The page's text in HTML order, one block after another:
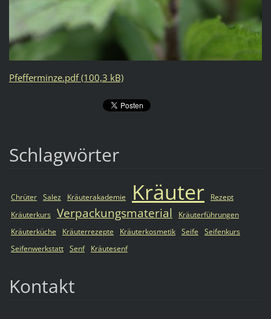
Pfefferminze.pdf (100,3 kB)
Schlagwörter
Chrüter Salez Kräuterakademie Kräuter
Rezept
Kräuterkurs Verpackungsmaterial
Kräuterführungen
Kräuterküche
Kräuterrezepte Kräuterkosmetik Seife
Seifenkurs
Seifenwerkstatt Senf Kräutesenf
Kontakt